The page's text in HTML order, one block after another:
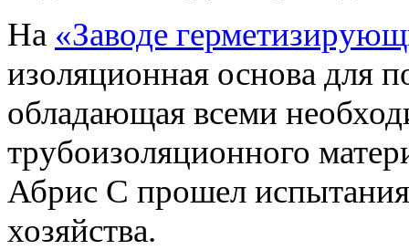
На «Заводе
изоляционная основа для
обладающая всеми
трубоизоляционного
Абрис С прошел
хозяйства.